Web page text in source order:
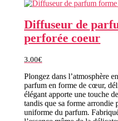
Diffuseur de
perforée coeur
3.00€
Plongez dans l’atmosphère
parfum en forme de cœur,
élégant apporte une touche
tandis que sa forme arrondie
uniforme du parfum.